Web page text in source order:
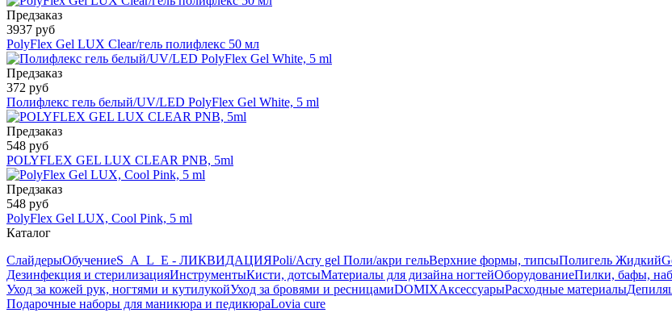
Предзаказ
3937 руб
PolyFlex Gel LUX Clear/гель полифлекс 50 мл
Предзаказ
372 руб
Полифлекс гель белый/UV/LED PolyFlex Gel White, 5 ml
Предзаказ
548 руб
POLYFLEX GEL LUX CLEAR PNB, 5ml
Предзаказ
548 руб
PolyFlex Gel LUX, Cool Pink, 5 ml
Каталог
СлайдерыОбучениеS_A_L_E - ЛИКВИДАЦИЯPoli/Acry gel Поли/акри гельВерхние формы, типсыПолигель Жидкий
Дезинфекция и стерилизацияИнструментыКисти, дотсыМатериалы для дизайна ногтейОборудованиеПилки, бафы,
Уход за кожей рук, ногтями и кутилукойУход за бровями и ресницамиDOMIXАксессуарыРасходные материалы
Подарочные наборы для маникюра и педикюраLovia cure